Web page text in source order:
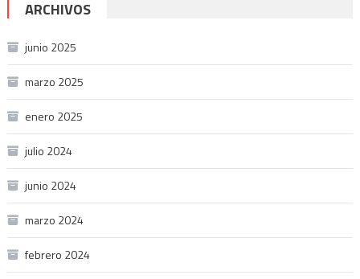
ARCHIVOS
junio 2025
marzo 2025
enero 2025
julio 2024
junio 2024
marzo 2024
febrero 2024